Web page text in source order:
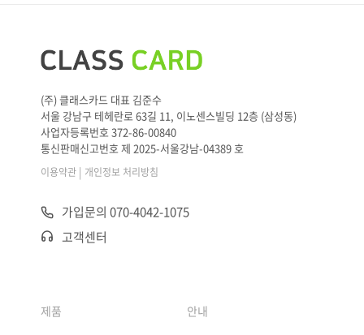
(주) 클래스카드 대표 김준수
서울 강남구 테헤란로 63길 11, 이노센스빌딩 12층 (삼성동)
사업자등록번호 372-86-00840
통신판매신고번호 제 2025-서울강남-04389 호
이용약관 | 개인정보 처리방침
가입문의 070-4042-1075
고객센터
제품 안내